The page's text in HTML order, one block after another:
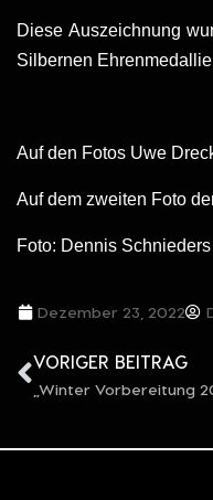
Diese Auszeichnung
Silbernen
Auf den Fotos Uwe
Auf dem zweiten Foto
Foto: Dennis Schnieders
Dezember 23, 2022
VORIGER BEITRAG
„Winter Vorbereitung